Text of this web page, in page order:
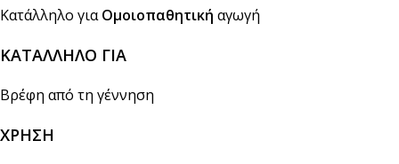
Κατάλληλο γιαΟμοιοπαθητική αγωγή
ΚΑΤΑΛΛΗΛΟ ΓΙΑ
Βρέφη από τη γέννηση
ΧΡΗΣΗ